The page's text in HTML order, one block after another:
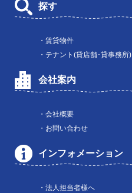
探す
・賃貸物件
・テナント(貸店舗･貸事務所)
会社案内
・会社概要
・お問い合わせ
インフォメーション
・法人担当者様へ